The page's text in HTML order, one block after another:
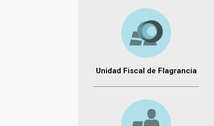
Unidad Fiscal de Flagrancia